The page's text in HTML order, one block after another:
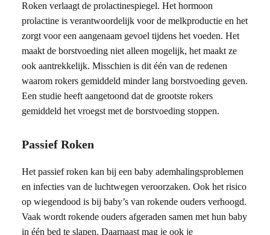
Roken verlaagt de prolactinespiegel. Het hormoon
prolactine is verantwoordelijk voor de melkproductie en het
zorgt voor een aangenaam gevoel tijdens het voeden. Het
maakt de borstvoeding niet alleen mogelijk, het maakt ze
ook aantrekkelijk. Misschien is dit één van de redenen
waarom rokers gemiddeld minder lang borstvoeding geven.
Een studie heeft aangetoond dat de grootste rokers
gemiddeld het vroegst met de borstvoeding stoppen.
Passief Roken
Het passief roken kan bij een baby ademhalingsproblemen
en infecties van de luchtwegen veroorzaken. Ook het risico
op wiegendood is bij baby’s van rokende ouders verhoogd.
Vaak wordt rokende ouders afgeraden samen met hun baby
in één bed te slapen. Daarnaast mag je ook je